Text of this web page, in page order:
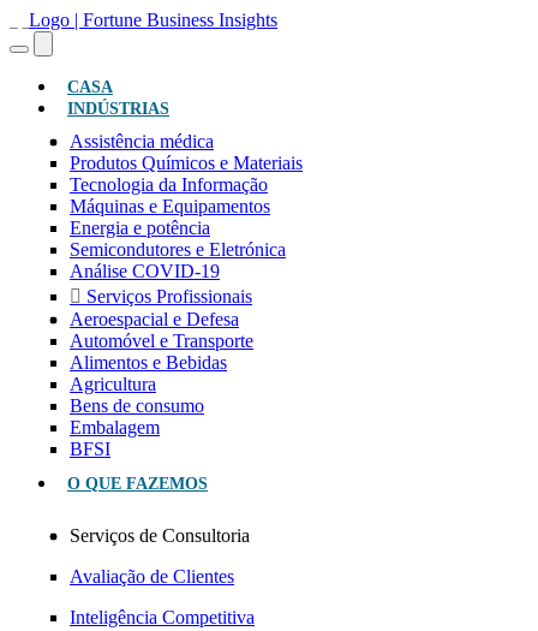
CASA
INDÚSTRIAS
Assistência médica
Produtos Químicos e Materiais
Tecnologia da Informação
Máquinas e Equipamentos
Energia e potência
Semicondutores e Eletrónica
Análise COVID-19
Serviços Profissionais
Aeroespacial e Defesa
Automóvel e Transporte
Alimentos e Bebidas
Agricultura
Bens de consumo
Embalagem
BFSI
O QUE FAZEMOS
Serviços de Consultoria
Avaliação de Clientes
Inteligência Competitiva